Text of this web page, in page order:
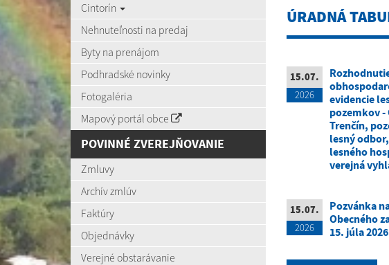
Cintorín
Nehnuteľnosti na predaj
Byty na prenájom
Podhradské novinky
Fotogaléria
Mapový portál obce
POVINNÉ ZVEREJŇOVANIE
Zmluvy
Archív zmlúv
Faktúry
Objednávky
Verejné obstarávanie
ÚRADNÁ
15.07.
2026
evidencie
pozemkov -
Trenčín,
lesný
lesného
verejná
15.07.
2026
Pozvánka
Obecného
15. júla